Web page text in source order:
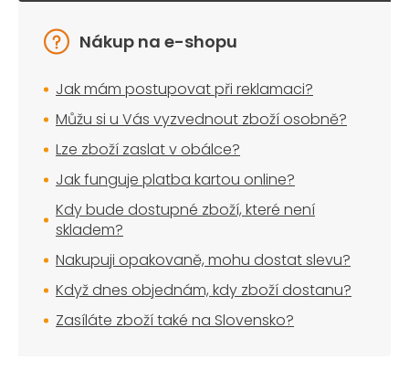
Nákup na e-shopu
Jak mám postupovat při reklamaci?
Můžu si u Vás vyzvednout zboží osobně?
Lze zboží zaslat v obálce?
Jak funguje platba kartou online?
Kdy bude dostupné zboží, které není
skladem?
Nakupuji opakovaně, mohu dostat slevu?
Když dnes objednám, kdy zboží dostanu?
Zasíláte zboží také na Slovensko?